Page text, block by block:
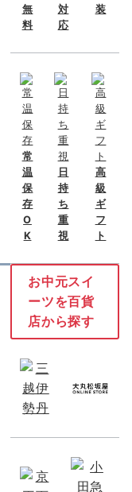
無
料
対
応
装
常
温
保
存
O
K
日
持
ち
重
視
高
級
ギ
フ
ト
お中元スイ
ーツを百貨
店から探す